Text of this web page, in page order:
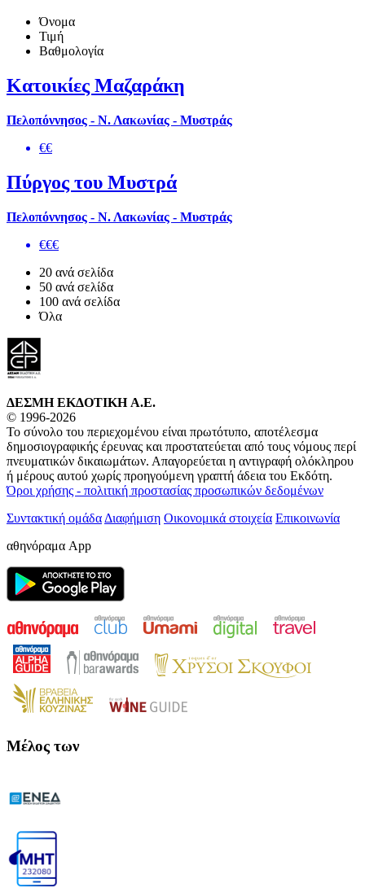
Όνομα
Τιμή
Βαθμολογία
Κατοικίες Μαζαράκη
Πελοπόννησος - Ν. Λακωνίας - Μυστράς
€€
Πύργος του Μυστρά
Πελοπόννησος - Ν. Λακωνίας - Μυστράς
€€€
20 ανά σελίδα
50 ανά σελίδα
100 ανά σελίδα
Όλα
ΔΕΣΜΗ ΕΚΔΟΤΙΚΗ A.E.
© 1996-2026
Το σύνολο του περιεχομένου είναι πρωτότυπο, αποτέλεσμα
δημοσιογραφικής έρευνας και προστατεύεται από τους νόμους περί
πνευματικών δικαιωμάτων. Απαγορεύεται η αντιγραφή ολόκληρου
ή μέρους αυτού χωρίς προηγούμενη γραπτή άδεια του Εκδότη.
Όροι χρήσης - πολιτική προστασίας προσωπικών δεδομένων
Συντακτική ομάδα Διαφήμιση Οικονομικά στοιχεία Επικοινωνία
αθηνόραμα App
Μέλος των